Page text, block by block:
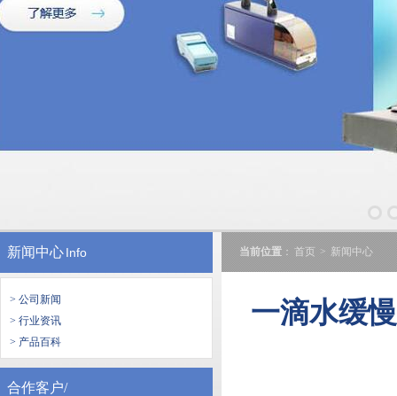
新闻中心Info
> 公司新闻
> 行业资讯
> 产品百科
合作客户/
当前位置 ： 首页 > 新闻中心
一滴水缓